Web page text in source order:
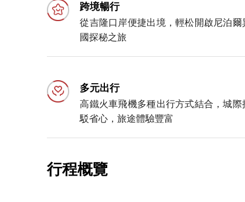
跨境暢行
從吉隆口岸便捷出境，輕松開啟尼泊爾
國探秘之旅
多元出行
高鐵火車飛機多種出行方式結合，城際
駁省心，旅途體驗豐富
行程概覽